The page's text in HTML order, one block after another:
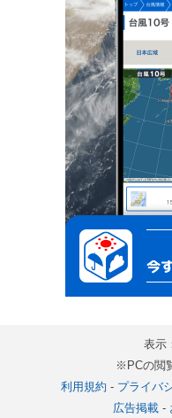
表示
※PCの閲
利用規約 - プライバ
広告掲載-